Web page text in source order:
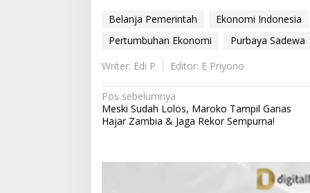
Belanja Pemerintah Ekonomi Indonesia
Pertumbuhan Ekonomi
Purbaya Sadewa
Writer: Edi P
Editor: E Priyono
N
a
i
Pos sebelumnya
Meski Sudah Lolos, Maroko Tampil Ganas
Hajar Zambia & Jaga Rekor Sempurna!